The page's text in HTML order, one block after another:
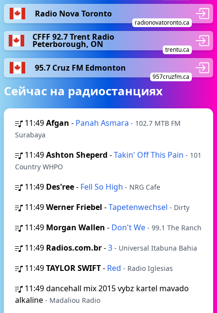
Radio Nova Toronto
radionovatoronto.ca
CFFF 92.7 Trent Radio
Peterborough, ON
trentu.ca
95.7 Cruz FM Edmonton
957cruzfm.ca
Сейчас на радиостанциях
11:49Afgan - Panah Asmara - 102.7 MTB FM
Surabaya
11:49Ashton Sheperd -Takin' Off This Pain - 101
Country WHPO
11:49 Des'ree- Fell So High - NRG Cafe
11:49Werner Friebel -Tapetenwechsel - Dirty
11:49 Morgan Wallen - Don't We - 99.1 The Ranch
11:49 Radios.com.br-3 - Universal Itabuna Bahia
11:49TAYLOR SWIFT- Red - Radio Iglesias
11:49dancehall mix 2015 vybz kartel mavado
alkaline - Madaliou Radio